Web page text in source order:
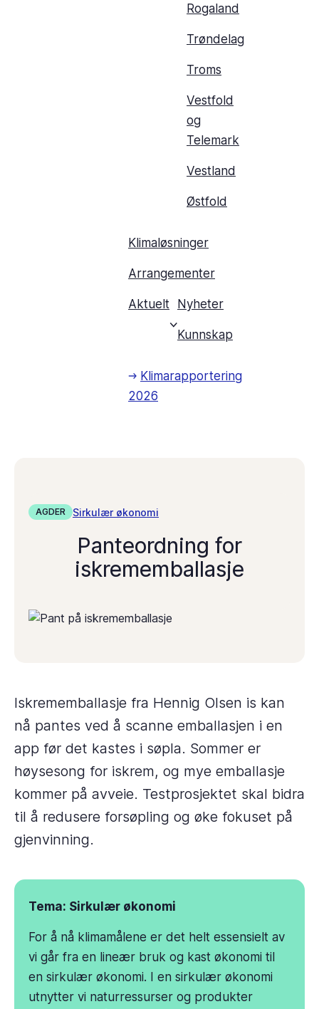
Rogaland
Trøndelag
Troms
Vestfold
og
Telemark
Vestland
Østfold
Klimaløsninger
Arrangementer
Aktuelt Nyheter
Kunnskap
Klimarapportering
2026
AGDER Sirkulær økonomi
Panteordning for
iskrememballasje
Iskrememballasje fra Hennig Olsen is kan
nå pantes ved å scanne emballasjen i en
app før det kastes i søpla. Sommer er
høysesong for iskrem, og mye emballasje
kommer på avveie. Testprosjektet skal bidra
til å redusere forsøpling og øke fokuset på
gjenvinning.
Tema: Sirkulær økonomi
For å nå klimamålene er det helt essensielt av
vi går fra en lineær bruk og kast økonomi til
en sirkulær økonomi. I en sirkulær økonomi
utnytter vi naturressurser og produkter